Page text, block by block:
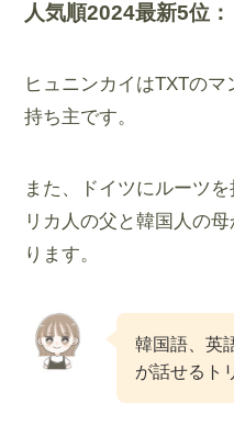
人気順2024最新5位：
ヒュニンカイはTXTの
持ち主です。
また、ドイツにルーツ
リカ人の父と韓国人の
ります。
韓国語、英
が話せるト